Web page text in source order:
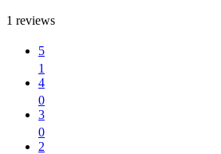
1 reviews
5
1
4
0
3
0
2